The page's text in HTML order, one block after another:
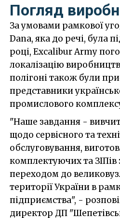
Погляд
За умовами рамкової
Dana, яка до речі, була
році, Excalibur Army
локалізацію
полігоні також були
представники
промислового
"Наше завдання -
щодо сервісного та
обслуговування,
комплектуючих та
переходом до
території України в
підприємства", -
директор ДП